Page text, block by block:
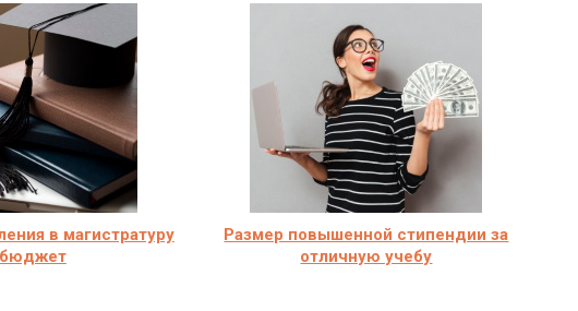
в магистратуру
Размер повышенной стипендии за
отличную учебу